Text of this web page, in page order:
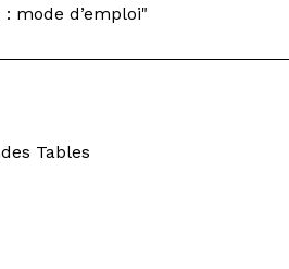
mode d’emploi"
Tables